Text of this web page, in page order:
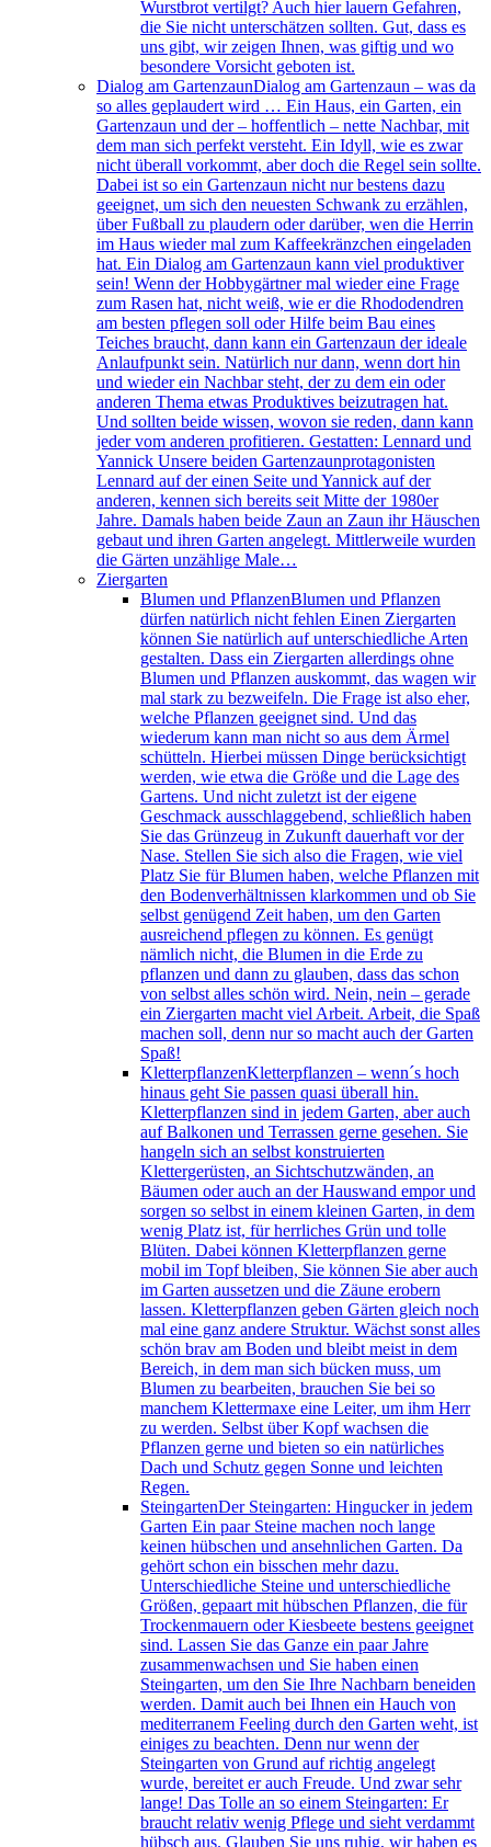
Wurstbrot vertilgt? Auch hier lauern Gefahren,
die Sie nicht unterschätzen sollten. Gut, dass es
uns gibt, wir zeigen Ihnen, was giftig und wo
besondere Vorsicht geboten ist.
Dialog am GartenzaunDialog am Gartenzaun – was da
so alles geplaudert wird … Ein Haus, ein Garten, ein
Gartenzaun und der – hoffentlich – nette Nachbar, mit
dem man sich perfekt versteht. Ein Idyll, wie es zwar
nicht überall vorkommt, aber doch die Regel sein sollte.
Dabei ist so ein Gartenzaun nicht nur bestens dazu
geeignet, um sich den neuesten Schwank zu erzählen,
über Fußball zu plaudern oder darüber, wen die Herrin
im Haus wieder mal zum Kaffeekränzchen eingeladen
hat. Ein Dialog am Gartenzaun kann viel produktiver
sein! Wenn der Hobbygärtner mal wieder eine Frage
zum Rasen hat, nicht weiß, wie er die Rhododendren
am besten pflegen soll oder Hilfe beim Bau eines
Teiches braucht, dann kann ein Gartenzaun der ideale
Anlaufpunkt sein. Natürlich nur dann, wenn dort hin
und wieder ein Nachbar steht, der zu dem ein oder
anderen Thema etwas Produktives beizutragen hat.
Und sollten beide wissen, wovon sie reden, dann kann
jeder vom anderen profitieren. Gestatten: Lennard und
Yannick Unsere beiden Gartenzaunprotagonisten
Lennard auf der einen Seite und Yannick auf der
anderen, kennen sich bereits seit Mitte der 1980er
Jahre. Damals haben beide Zaun an Zaun ihr Häuschen
gebaut und ihren Garten angelegt. Mittlerweile wurden
die Gärten unzählige Male…
Ziergarten
Blumen und PflanzenBlumen und Pflanzen
dürfen natürlich nicht fehlen Einen Ziergarten
können Sie natürlich auf unterschiedliche Arten
gestalten. Dass ein Ziergarten allerdings ohne
Blumen und Pflanzen auskommt, das wagen wir
mal stark zu bezweifeln. Die Frage ist also eher,
welche Pflanzen geeignet sind. Und das
wiederum kann man nicht so aus dem Ärmel
schütteln. Hierbei müssen Dinge berücksichtigt
werden, wie etwa die Größe und die Lage des
Gartens. Und nicht zuletzt ist der eigene
Geschmack ausschlaggebend, schließlich haben
Sie das Grünzeug in Zukunft dauerhaft vor der
Nase. Stellen Sie sich also die Fragen, wie viel
Platz Sie für Blumen haben, welche Pflanzen mit
den Bodenverhältnissen klarkommen und ob Sie
selbst genügend Zeit haben, um den Garten
ausreichend pflegen zu können. Es genügt
nämlich nicht, die Blumen in die Erde zu
pflanzen und dann zu glauben, dass das schon
von selbst alles schön wird. Nein, nein – gerade
ein Ziergarten macht viel Arbeit. Arbeit, die Spaß
machen soll, denn nur so macht auch der Garten
Spaß!
KletterpflanzenKletterpflanzen – wenn´s hoch
hinaus geht Sie passen quasi überall hin.
Kletterpflanzen sind in jedem Garten, aber auch
auf Balkonen und Terrassen gerne gesehen. Sie
hangeln sich an selbst konstruierten
Klettergerüsten, an Sichtschutzwänden, an
Bäumen oder auch an der Hauswand empor und
sorgen so selbst in einem kleinen Garten, in dem
wenig Platz ist, für herrliches Grün und tolle
Blüten. Dabei können Kletterpflanzen gerne
mobil im Topf bleiben, Sie können Sie aber auch
im Garten aussetzen und die Zäune erobern
lassen. Kletterpflanzen geben Gärten gleich noch
mal eine ganz andere Struktur. Wächst sonst alles
schön brav am Boden und bleibt meist in dem
Bereich, in dem man sich bücken muss, um
Blumen zu bearbeiten, brauchen Sie bei so
manchem Klettermaxe eine Leiter, um ihm Herr
zu werden. Selbst über Kopf wachsen die
Pflanzen gerne und bieten so ein natürliches
Dach und Schutz gegen Sonne und leichten
Regen.
SteingartenDer Steingarten: Hingucker in jedem
Garten Ein paar Steine machen noch lange
keinen hübschen und ansehnlichen Garten. Da
gehört schon ein bisschen mehr dazu.
Unterschiedliche Steine und unterschiedliche
Größen, gepaart mit hübschen Pflanzen, die für
Trockenmauern oder Kiesbeete bestens geeignet
sind. Lassen Sie das Ganze ein paar Jahre
zusammenwachsen und Sie haben einen
Steingarten, um den Sie Ihre Nachbarn beneiden
werden. Damit auch bei Ihnen ein Hauch von
mediterranem Feeling durch den Garten weht, ist
einiges zu beachten. Denn nur wenn der
Steingarten von Grund auf richtig angelegt
wurde, bereitet er auch Freude. Und zwar sehr
lange! Das Tolle an so einem Steingarten: Er
braucht relativ wenig Pflege und sieht verdammt
hübsch aus. Glauben Sie uns ruhig, wir haben es